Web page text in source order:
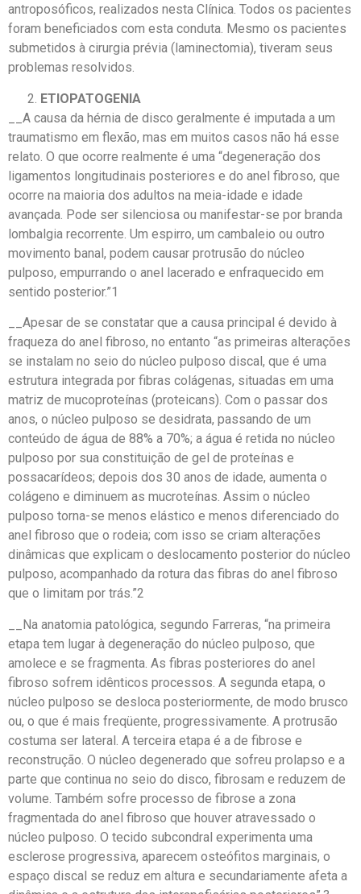
antroposóficos, realizados nesta Clínica. Todos os pacientes
foram beneficiados com esta conduta. Mesmo os pacientes
submetidos à cirurgia prévia (laminectomia), tiveram seus
problemas resolvidos.
ETIOPATOGENIA
__A causa da hérnia de disco geralmente é imputada a um
traumatismo em flexão, mas em muitos casos não há esse
relato. O que ocorre realmente é uma “degeneração dos
ligamentos longitudinais posteriores e do anel fibroso, que
ocorre na maioria dos adultos na meia-idade e idade
avançada. Pode ser silenciosa ou manifestar-se por branda
lombalgia recorrente. Um espirro, um cambaleio ou outro
movimento banal, podem causar protrusão do núcleo
pulposo, empurrando o anel lacerado e enfraquecido em
sentido posterior.”1
__Apesar de se constatar que a causa principal é devido à
fraqueza do anel fibroso, no entanto “as primeiras alterações
se instalam no seio do núcleo pulposo discal, que é uma
estrutura integrada por fibras colágenas, situadas em uma
matriz de mucoproteínas (proteicans). Com o passar dos
anos, o núcleo pulposo se desidrata, passando de um
conteúdo de água de 88% a 70%; a água é retida no núcleo
pulposo por sua constituição de gel de proteínas e
possacarídeos; depois dos 30 anos de idade, aumenta o
colágeno e diminuem as mucroteínas. Assim o núcleo
pulposo torna-se menos elástico e menos diferenciado do
anel fibroso que o rodeia; com isso se criam alterações
dinâmicas que explicam o deslocamento posterior do núcleo
pulposo, acompanhado da rotura das fibras do anel fibroso
que o limitam por trás.”2
__Na anatomia patológica, segundo Farreras, “na primeira
etapa tem lugar à degeneração do núcleo pulposo, que
amolece e se fragmenta. As fibras posteriores do anel
fibroso sofrem idênticos processos. A segunda etapa, o
núcleo pulposo se desloca posteriormente, de modo brusco
ou, o que é mais freqüente, progressivamente. A protrusão
costuma ser lateral. A terceira etapa é a de fibrose e
reconstrução. O núcleo degenerado que sofreu prolapso e a
parte que continua no seio do disco, fibrosam e reduzem de
volume. Também sofre processo de fibrose a zona
fragmentada do anel fibroso que houver atravessado o
núcleo pulposo. O tecido subcondral experimenta uma
esclerose progressiva, aparecem osteófitos marginais, o
espaço discal se reduz em altura e secundariamente afeta a